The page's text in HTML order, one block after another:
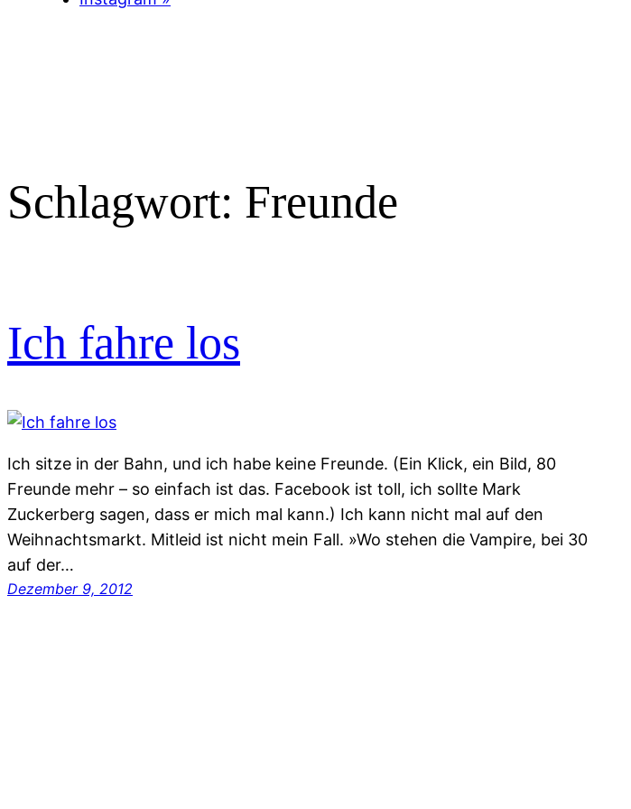
Schlagwort: Freunde
Ich fahre los
Ich sitze in der Bahn, und ich habe keine Freunde. (Ein Klick, ein Bild, 80
Freunde mehr – so einfach ist das. Facebook ist toll, ich sollte Mark
Zuckerberg sagen, dass er mich mal kann.) Ich kann nicht mal auf den
Weihnachtsmarkt. Mitleid ist nicht mein Fall. »Wo stehen die Vampire, bei 30
auf der…
Dezember 9, 2012